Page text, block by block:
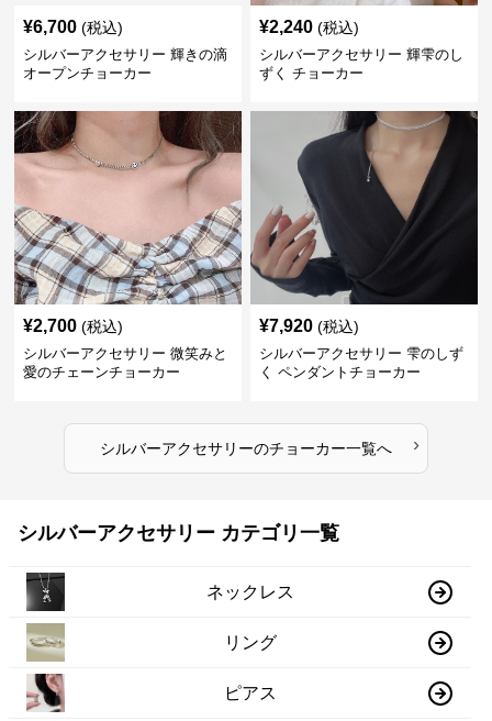
¥6,700 (税込)
シルバーアクセサリー 輝きの滴
オープンチョーカー
¥2,240 (税込)
シルバーアクセサリー 輝雫のし
ずく チョーカー
¥2,700 (税込)
シルバーアクセサリー 微笑みと
愛のチェーンチョーカー
¥7,920 (税込)
シルバーアクセサリー 雫のしず
く ペンダントチョーカー
シルバーアクセサリーのチョーカー一覧へ ›
シルバーアクセサリー カテゴリ一覧
ネックレス
リング
ピアス